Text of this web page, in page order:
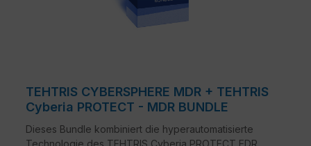
TEHTRIS CYBERSPHERE MDR + TEHTRIS
Cyberia PROTECT - MDR BUNDLE
Dieses Bundle kombiniert die hyperautomatisierte
Technologie des TEHTRIS Cyberia PROTECT EDR